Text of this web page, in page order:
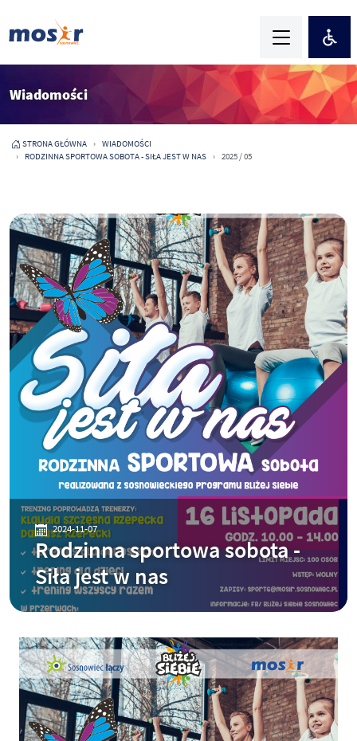
Wiadomości
STRONA GŁÓWNA
WIADOMOŚCI
RODZINNA SPORTOWA SOBOTA - SIŁA JEST W NAS
2025 / 05
2024-11-07
Rodzinna sportowa sobota -
Siła jest w nas